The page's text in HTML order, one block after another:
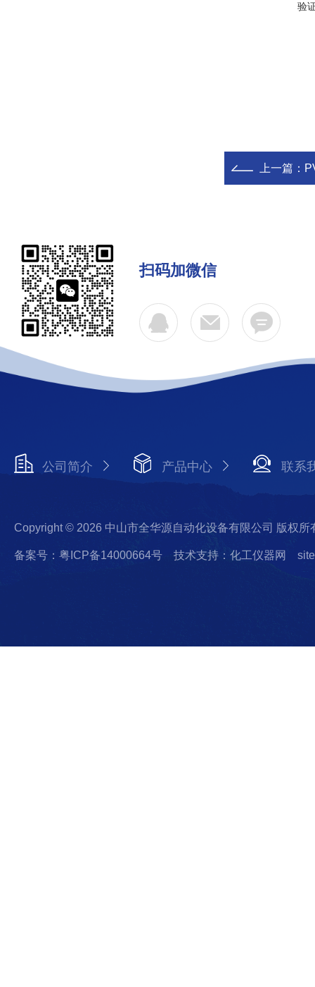
验
上一篇：
扫码加微信
公司简介 产品中心 联系
Copyright © 2026 中山市全华源自动化设备有限公司 版权所
备案号：粤ICP备14000664号 技术支持：化工仪器网